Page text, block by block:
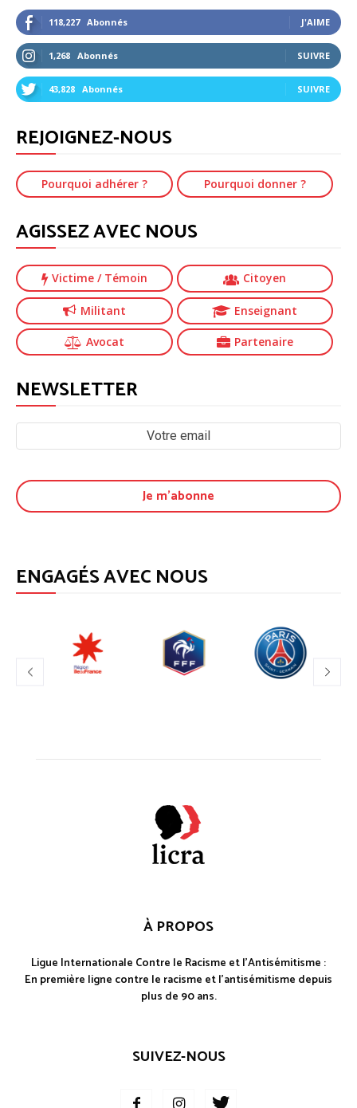
118,227 Abonnés J'AIME
1,268 Abonnés SUIVRE
43,828 Abonnés SUIVRE
REJOIGNEZ-NOUS
Pourquoi adhérer ? Pourquoi donner ?
AGISSEZ AVEC NOUS
Victime / Témoin Citoyen
Militant Enseignant
Avocat Partenaire
NEWSLETTER
ENGAGÉS AVEC NOUS
À PROPOS
Ligue Internationale Contre le Racisme et l'Antisémitisme :
En première ligne contre le racisme et l'antisémitisme depuis
plus de 90 ans.
SUIVEZ-NOUS